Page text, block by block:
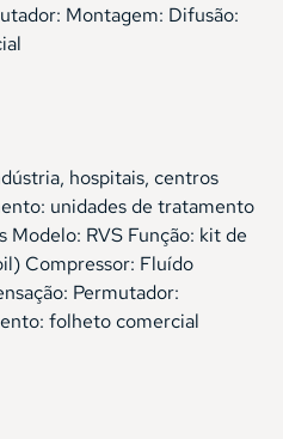
Montagem: Difusão:
hospitais, centros
unidades de tratamento
Modelo: RVS Função: kit de
Compressor: Fluído
Permutador:
folheto comercial